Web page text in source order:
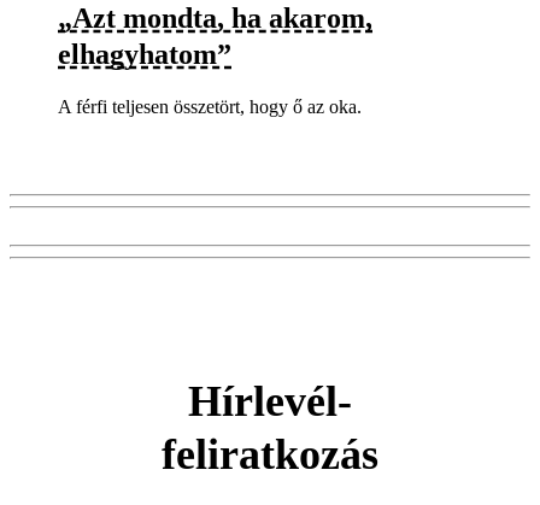
„Azt mondta, ha akarom,
elhagyhatom”
A férfi teljesen összetört, hogy ő az oka.
Hírlevél-
feliratkozás